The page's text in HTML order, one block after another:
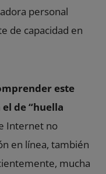
personal
de capacidad en
este
de “huella
Internet no
en línea, también
mucha